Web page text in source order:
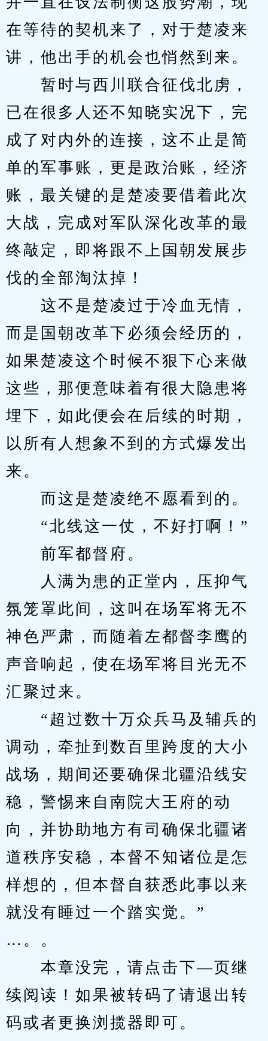
在等待的契机来了，对于楚凌来
讲，他出手的机会也悄然到来。
暂时与西川联合征伐北虏，
已在很多人还不知晓实况下，完
成了对内外的连接，这不止是简
单的军事账，更是政治账，经济
账，最关键的是楚凌要借着此次
大战，完成对军队深化改革的最
终敲定，即将跟不上国朝发展步
伐的全部淘汰掉！
这不是楚凌过于冷血无情，
而是国朝改革下必须会经历的，
如果楚凌这个时候不狠下心来做
这些，那便意味着有很大隐患将
埋下，如此便会在后续的时期，
以所有人想象不到的方式爆发出
来。
而这是楚凌绝不愿看到的。
“北线这一仗，不好打啊！”
前军都督府。
人满为患的正堂内，压抑气
氛笼罩此间，这叫在场军将无不
神色严肃，而随着左都督李鹰的
声音响起，使在场军将目光无不
汇聚过来。
“超过数十万众兵马及辅兵的
调动，牵扯到数百里跨度的大小
战场，期间还要确保北疆沿线安
稳，警惕来自南院大王府的动
向，并协助地方有司确保北疆诸
道秩序安稳，本督不知诸位是怎
样想的，但本督自获悉此事以来
就没有睡过一个踏实觉。”
…。。
本章没完，请点击下—页继
续阅读！如果被转码了请退出转
码或者更换浏揽器即可。